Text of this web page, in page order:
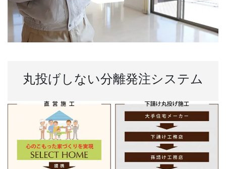
丸投げしない分離発注システム